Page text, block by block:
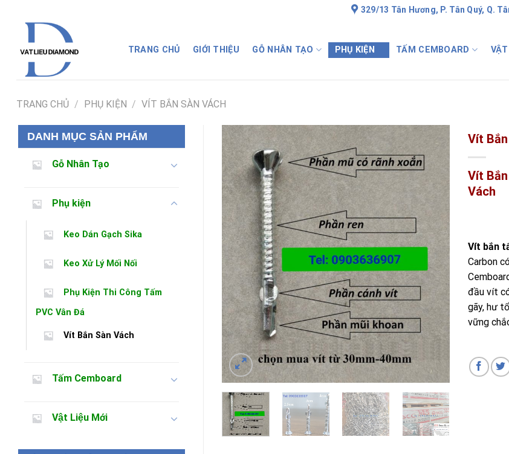
329/13 Tân Hương, P. Tân Quý, Q.
TRANG CHỦ GIỚI THIỆU GỖ NHÂN TẠO PHỤ KIỆN TẤM CEMBOARD
TRANG CHỦ / PHỤ KIỆN / VÍT BẮN SÀN VÁCH
DANH MỤC SẢN PHẨM
Gỗ Nhân Tạo
Phụ kiện
Keo Dán Gạch Sika
Keo Xử Lý Mối Nối
Phụ Kiện Thi Công Tấm
PVC Vân Đá
Vít Bắn Sàn Vách
Tấm Cemboard
Vật Liệu Mới
Vít
Vít
Vách
Vít bắn
Carbon
đầu vít
gãy, hư
vững